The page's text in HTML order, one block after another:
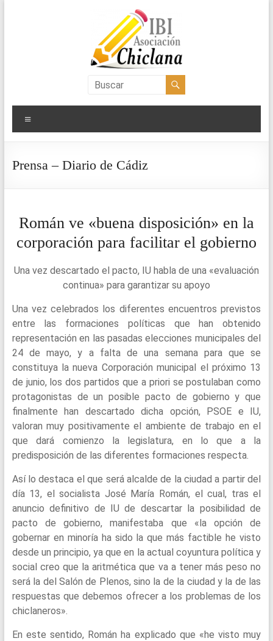
Asociación
IBI
Chiclana
Prensa – Diario de Cádiz
Román ve «buena disposición» en la
corporación para facilitar el gobierno
Una vez descartado el pacto, IU habla de una «evaluación
continua» para garantizar su apoyo
Una vez celebrados los diferentes encuentros previstos
entre las formaciones políticas que han obtenido
representación en las pasadas elecciones municipales del
24 de mayo, y a falta de una semana para que se
constituya la nueva Corporación municipal el próximo 13
de junio, los dos partidos que a priori se postulaban como
protagonistas de un posible pacto de gobierno y que
finalmente han descartado dicha opción, PSOE e IU,
valoran muy positivamente el ambiente de trabajo en el
que dará comienzo la legislatura, en lo que a la
predisposición de las diferentes formaciones respecta.
Así lo destaca el que será alcalde de la ciudad a partir del
día 13, el socialista José María Román, el cual, tras el
anuncio definitivo de IU de descartar la posibilidad de
pacto de gobierno, manifestaba que «la opción de
gobernar en minoría ha sido la que más factible he visto
desde un principio, ya que en la actual coyuntura política y
social creo que la aritmética que va a tener más peso no
será la del Salón de Plenos, sino la de la ciudad y la de las
respuestas que debemos ofrecer a los problemas de los
chiclaneros».
En este sentido, Román ha explicado que «he visto muy